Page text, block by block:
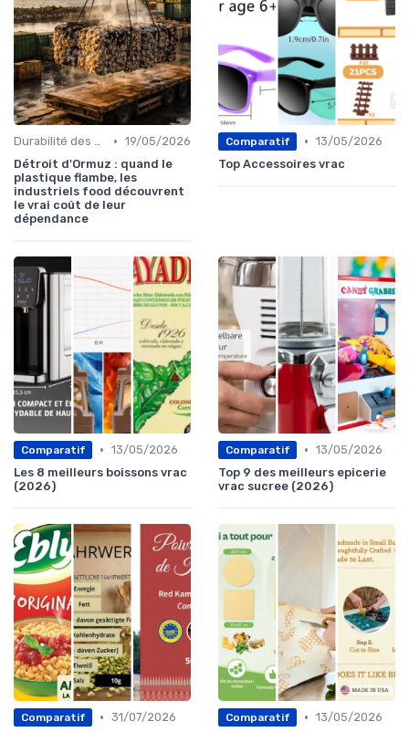
Durabilité des approvisionnement • 19/05/2026
Détroit d'Ormuz : quand le
plastique flambe, les
industriels food découvrent
le vrai coût de leur
dépendance
Comparatif • 13/05/2026
Top Accessoires vrac
Comparatif • 13/05/2026
Les 8 meilleurs boissons vrac
(2026)
Comparatif • 13/05/2026
Top 9 des meilleurs epicerie
vrac sucree (2026)
Comparatif • 31/07/2026
Comparatif • 13/05/2026